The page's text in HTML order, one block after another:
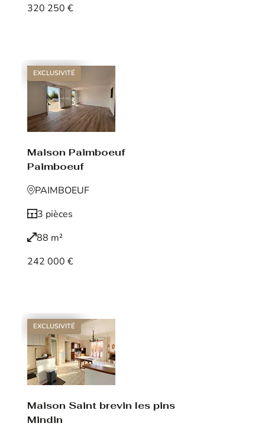
320 250 €
EXCLUSIVITÉ
Maison Paimboeuf
Paimboeuf
PAIMBOEUF
3 pièces
88 m²
242 000 €
EXCLUSIVITÉ
Maison Saint brevin les pins
Mindin